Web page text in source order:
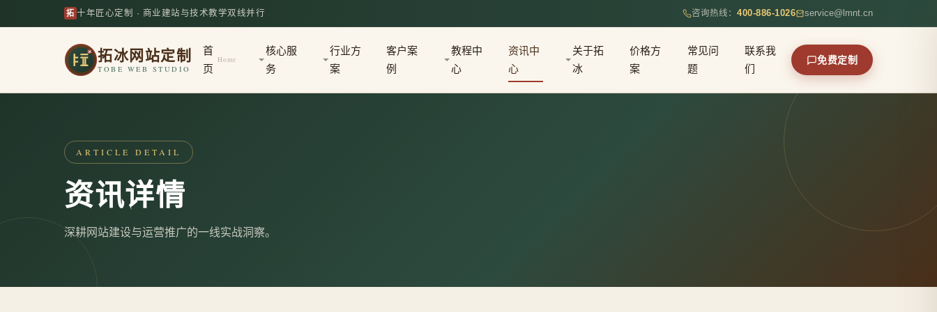
拓 十年匠心定制 · 商业建站与技术教学双线并行 咨询热线： 400-886-1026 service@lmnt.cn
拓冰网站定制
TOBE WEB STUDIO
首
页
Home
核心服
务
行业方
案
客户案
例
教程中
心
资讯中
心
关于拓
冰
价格方
案
常见问
题
联系我
们
免费定制
ARTICLE DETAIL
资讯详情
深耕网站建设与运营推广的一线实战洞察。